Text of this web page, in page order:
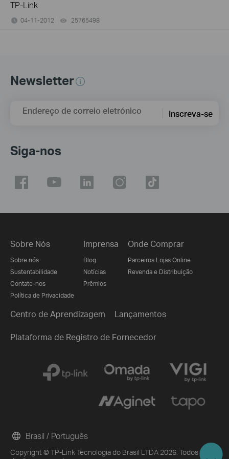
TP-Link
04-11-2012 25765498
Newsletter
Endereço de correio eletrónico Inscreva-se
Siga-nos
Sobre Nós
Sobre nós
Sustentabilidade
Contate-nos
Política de Privacidade
Imprensa
Blog
Notícias
Prêmios
Onde Comprar
Parceiros Lojas Online
Revenda e Distribuição
Centro de Aprendizagem Lançamentos
Plataforma de Registro de Fornecedor
Copyright © TP-Link Tecnologia do Brasil LTDA 2026. Todos os
Brasil / Português